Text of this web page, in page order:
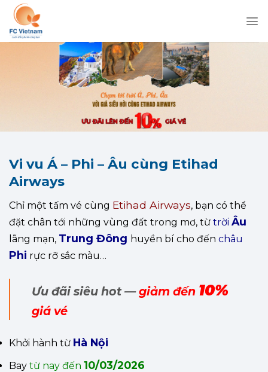
Chuyển
đến
nội
Vi vu Á – Phi – Âu cùng Etihad
Airways
Chỉ một tấm vé cùng Etihad Airways, bạn có thể
đặt chân tới những vùng đất trong mơ, từ trời Âu
lãng mạn, Trung Đông huyền bí cho đến châu
Phi rực rỡ sắc màu…
Ưu đãi siêu hot —giảm đến 10%
giá vé
Khởi hành từ Hà Nội
Bay từ nay đến 10/03/2026